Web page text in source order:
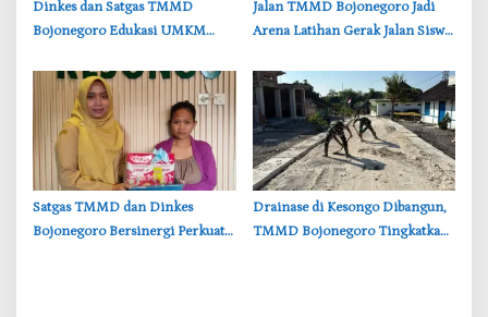
‎Dinkes dan Satgas TMMD
Bojonegoro Edukasi UMKM
dan Formalin
‎Jalan TMMD Bojonegoro Jadi
Arena Latihan Gerak Jalan Siswa
‎Satgas TMMD dan Dinkes
Bojonegoro Bersinergi Perkuat
‎Drainase di Kesongo Dibangun,
TMMD Bojonegoro Tingkatkan